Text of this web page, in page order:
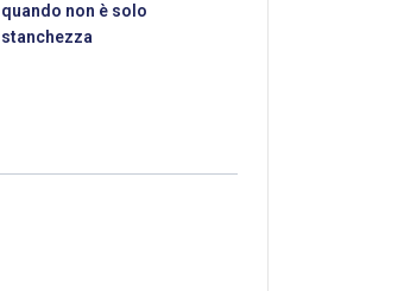
quando non è solo
stanchezza